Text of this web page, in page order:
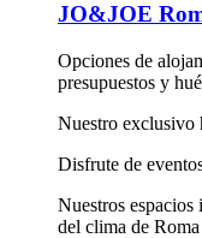
JO&JOE
Opciones de
presupuestos y
Nuestro exclusivo
Disfrute de
Nuestros
del clima de Roma